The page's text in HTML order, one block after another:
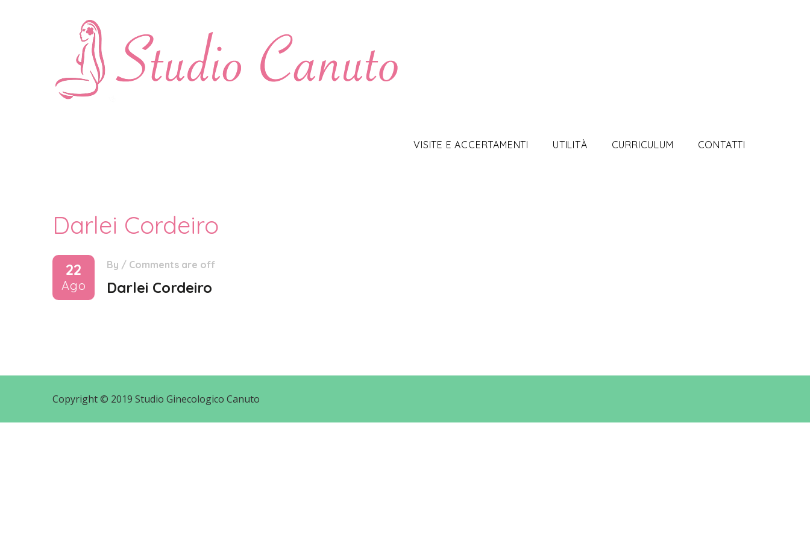
VISITE E ACCERTAMENTI UTILITÀ CURRICULUM CONTATTI
Darlei Cordeiro
22
Ago
By / Comments are off
Darlei Cordeiro
Copyright © 2019 Studio Ginecologico Canuto